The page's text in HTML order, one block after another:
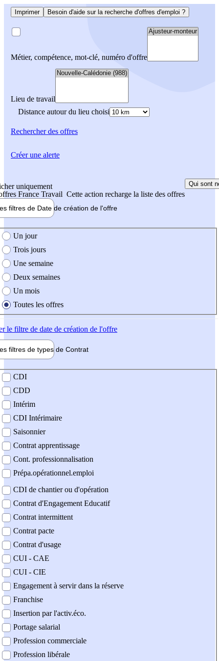
Imprimer Besoin d'aide sur la recherche d'offres d'emploi ?
Métier, compétence, mot-clé, numéro d'offre
Lieu de travail
Distance autour du lieu choisi
Rechercherdes offres
uniquement
France Travail Cette action recharge la liste des offres
Qui sont
filtres de Date de création de l'offre
création de l'offre
Un jour
Trois jours
Une semaine
Deux semaines
Un mois
Toutes les offres
le filtre de date de création de l'offre
filtres de types de Contrat
contrat
CDI
CDD
Intérim
CDI Intérimaire
Saisonnier
Contrat apprentissage
Cont. professionnalisation
Prépa.opérationnel.emploi
CDI de chantier ou d'opération
Contrat d'Engagement Educatif
Contrat intermittent
Contrat pacte
Contrat d'usage
CUI - CAE
CUI - CIE
Engagement à servir dans la réserve
Franchise
Insertion par l'activ.éco.
Portage salarial
Profession commerciale
Profession libérale
Créer une alerte